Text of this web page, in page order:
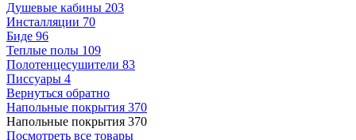
Душевые кабины 203
Инсталляции 70
Биде 96
Теплые полы 109
Полотенцесушители 83
Писсуары 4
Вернуться обратно
Напольные покрытия 370
Напольные покрытия 370
Посмотреть все товары